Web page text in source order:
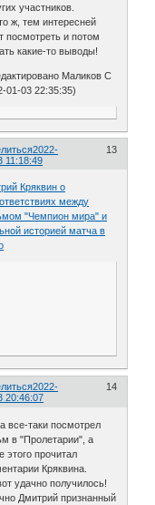
участников.
ж, тем интересней
посмотреть и потом
какие-то выводы!
Маликов С
01-03 22:35:35)
13
2022-
11:18:49
Кряквин о
между
"Чемпион мира" и
историей матча в
14
2022-
20:46:07
все-таки посмотрел
в "Пролетарии", а
этого прочитал
Кряквина.
удачно получилось!
Дмитрий признанный